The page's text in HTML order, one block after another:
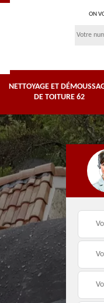
ON
NETTOYAGE ET
DE TOITURE 62
Nettoyage et
démoussage de
toiture 62